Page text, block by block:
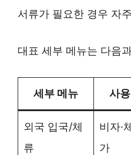
서류가 필요한 경우 자
대표 세부 메뉴는 다음
세부 메뉴 사
외국 입국/체
류
비자·
가